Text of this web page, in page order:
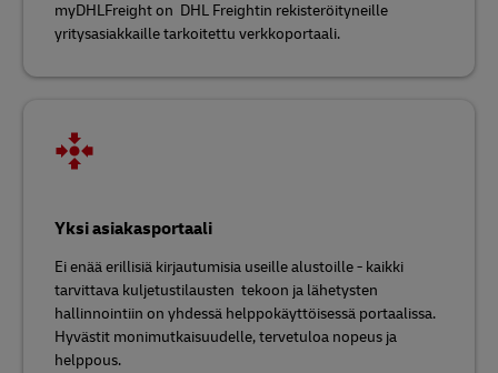
myDHLFreight on DHL Freightin rekisteröityneille
yritysasiakkaille tarkoitettu verkkoportaali.
Yksi asiakasportaali
Ei enää erillisiä kirjautumisia useille alustoille - kaikki
tarvittava kuljetustilausten tekoon ja lähetysten
hallinnointiin on yhdessä helppokäyttöisessä portaalissa.
Hyvästit monimutkaisuudelle, tervetuloa nopeus ja
helppous.